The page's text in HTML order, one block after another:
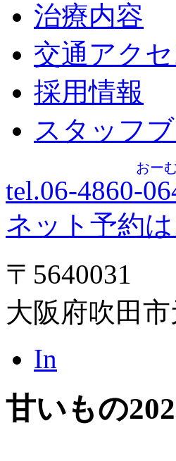
治療内容
交通アク
採用情報
スタッフ
tel.06-4860-
おー
ネット予約
〒5640031
大阪府吹田
In
甘いもの